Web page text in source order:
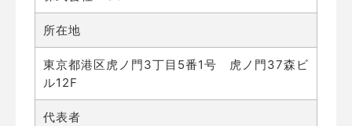
所在地
東京都港区虎ノ門3丁目5番1号 虎ノ門37森ビ
ル12F
代表者